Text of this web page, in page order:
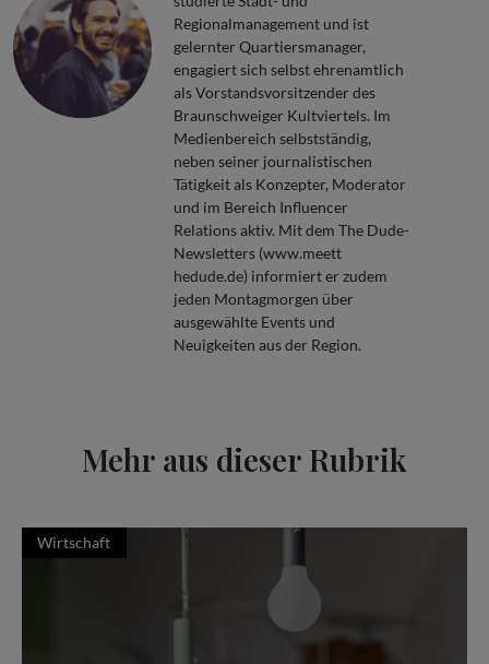
Regionalmanagement und ist
gelernter Quartiersmanager,
engagiert sich selbst ehrenamtlich
als Vorstandsvorsitzender des
Braunschweiger Kultviertels. Im
Medienbereich selbstständig,
neben seiner journalistischen
Tätigkeit als Konzepter, Moderator
und im Bereich Influencer
Relations aktiv. Mit dem The Dude-
Newsletters (www.meett
hedude.de) informiert er zudem
jeden Montagmorgen über
ausgewählte Events und
Neuigkeiten aus der Region.
Mehr aus dieser Rubrik
Wirtschaft